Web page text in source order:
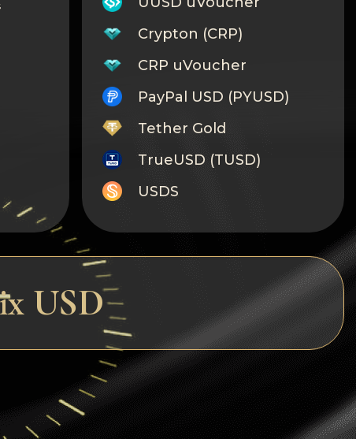
Crypton (CRP)
CRP uVoucher
PayPal USD (PYUSD)
Tether Gold
TrueUSD (TUSD)
USDS
Tron
Notcoin (NOT)
BNB BEP20
USD